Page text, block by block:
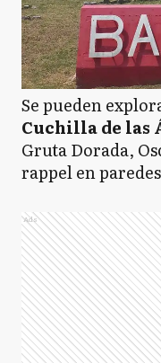
Se pueden
Cuchilla de las
Gruta Dorada,
rappel en
Ads